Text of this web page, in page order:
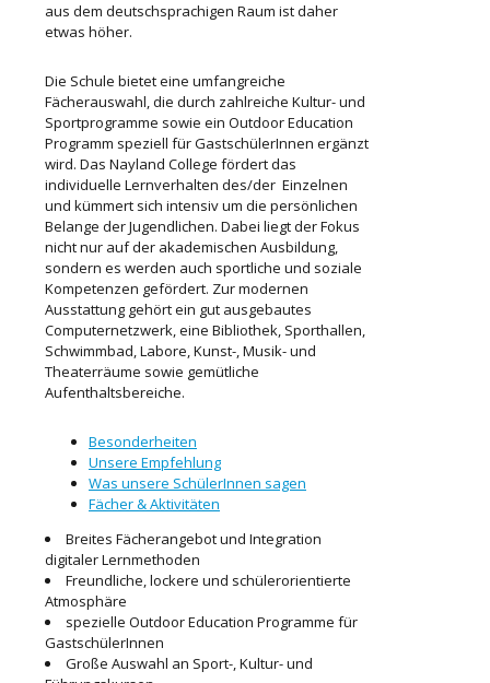
aus dem deutschsprachigen Raum ist daher
etwas höher.
Die Schule bietet eine umfangreiche
Fächerauswahl, die durch zahlreiche Kultur- und
Sportprogramme sowie ein Outdoor Education
Programm speziell für GastschülerInnen ergänzt
wird. Das Nayland College fördert das
individuelle Lernverhalten des/der Einzelnen
und kümmert sich intensiv um die persönlichen
Belange der Jugendlichen. Dabei liegt der Fokus
nicht nur auf der akademischen Ausbildung,
sondern es werden auch sportliche und soziale
Kompetenzen gefördert. Zur modernen
Ausstattung gehört ein gut ausgebautes
Computernetzwerk, eine Bibliothek, Sporthallen,
Schwimmbad, Labore, Kunst-, Musik- und
Theaterräume sowie gemütliche
Aufenthaltsbereiche.
Besonderheiten
Unsere Empfehlung
Was unsere SchülerInnen sagen
Fächer & Aktivitäten
Breites Fächerangebot und Integration
digitaler Lernmethoden
Freundliche, lockere und schülerorientierte
Atmosphäre
spezielle Outdoor Education Programme für
GastschülerInnen
Große Auswahl an Sport-, Kultur- und